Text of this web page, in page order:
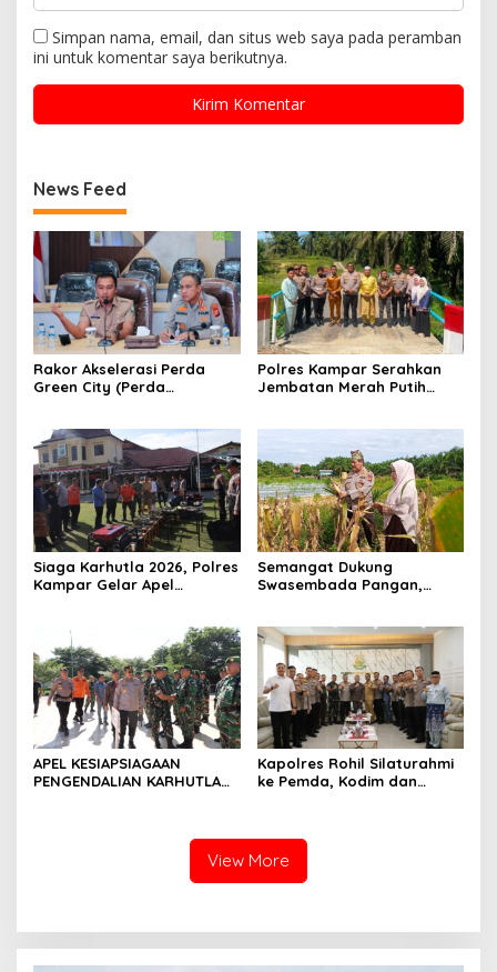
Simpan nama, email, dan situs web saya pada peramban
ini untuk komentar saya berikutnya.
News Feed
Rakor Akselerasi Perda
Green City (Perda
Lingkungan Hidup Kota
Pekanbaru dan Tim Pakar
Polres Kampar Serahkan
Jembatan Merah Putih
Siaga Karhutla 2026, Polres
Kampar Gelar Apel
Semangat Dukung
Swasembada Pangan,
Sendayan
APEL KESIAPSIAGAAN
PENGENDALIAN KARHUTLA
SINERGI HADAPI MUSIM
KEMARAU DAN POTENSI EL
Kapolres Rohil Silaturahmi
ke Pemda, Kodim dan
View More